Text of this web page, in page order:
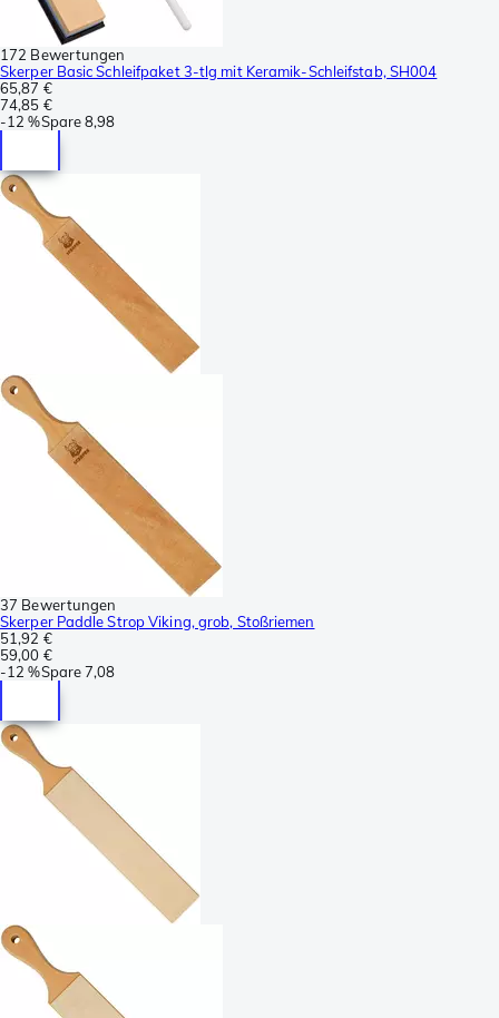
172 Bewertungen
Skerper Basic Schleifpaket 3-tlg mit Keramik-Schleifstab, SH004
65,87 €
74,85 €
-12 %Spare8,98
37 Bewertungen
Skerper Paddle Strop Viking, grob, Stoßriemen
51,92 €
59,00 €
-12 %Spare7,08